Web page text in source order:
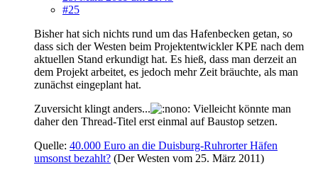
#25
Bisher hat sich nichts rund um das Hafenbecken getan, so
dass sich der Westen beim Projektentwickler KPE nach dem
aktuellen Stand erkundigt hat. Es hieß, dass man derzeit an
dem Projekt arbeitet, es jedoch mehr Zeit bräuchte, als man
zunächst eingeplant hat.
Zuversicht klingt anders...
Vielleicht könnte man
daher den Thread-Titel erst einmal auf Baustop setzen.
Quelle: 40.000 Euro an die Duisburg-Ruhrorter Häfen
umsonst bezahlt? (Der Westen vom 25. März 2011)